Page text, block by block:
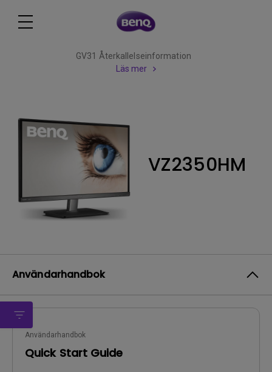
GV31 Återkallelseinformation
Läs mer
VZ2350HM
Användarhandbok
Användarhandbok
Quick Start Guide